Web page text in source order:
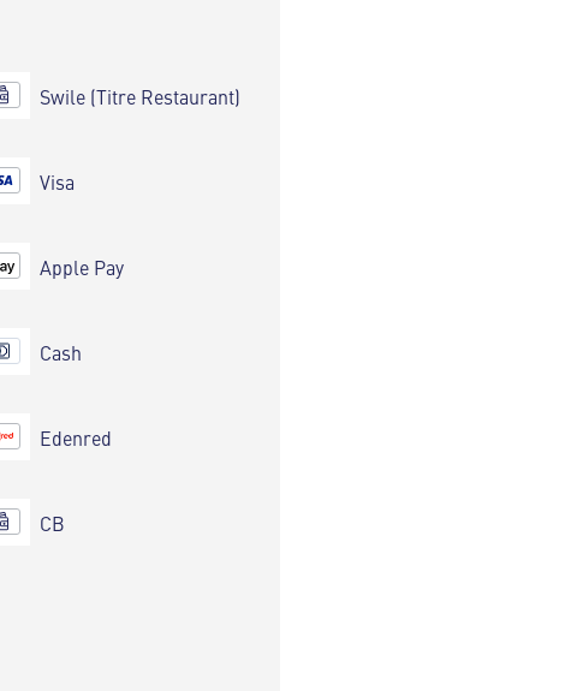
Swile (Titre Restaurant)
Visa
Apple Pay
Cash
Edenred
CB